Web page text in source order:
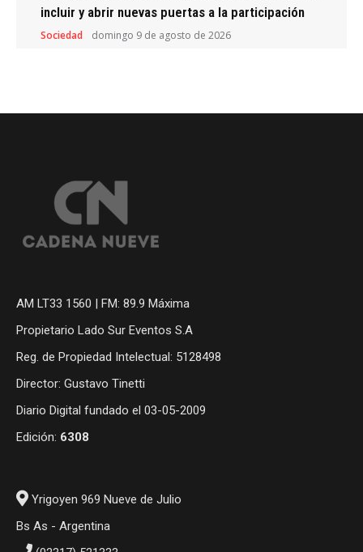
incluir y abrir nuevas puertas a la participación
Sociedad domingo 9 de agosto de 2026
AM LT33 1560 | FM: 89.9 Máxima
Propietario Lado Sur Eventos S.A
Reg. de Propiedad Intelectual: 5128498
Director: Gustavo Tinetti
Diario Digital fundado el 03-05-2009
Edición: 6308
Yrigoyen 969 Nueve de Julio
Bs As - Argentina